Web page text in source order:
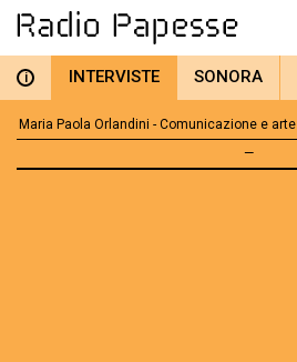
i INTERVISTE SONORA
Maria Paola Orlandini - Comunicazione e arte
—